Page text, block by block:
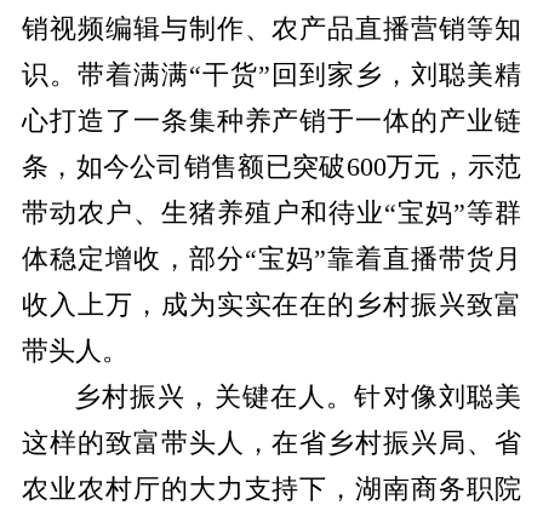
销视频编辑与制作、农产品直播营销等知
识。带着满满“干货”回到家乡，刘聪美精
心打造了一条集种养产销于一体的产业链
条，如今公司销售额已突破600万元，示范
带动农户、生猪养殖户和待业“宝妈”等群
体稳定增收，部分“宝妈”靠着直播带货月
收入上万，成为实实在在的乡村振兴致富
带头人。
乡村振兴，关键在人。针对像刘聪美
这样的致富带头人，在省乡村振兴局、省
农业农村厅的大力支持下，湖南商务职院